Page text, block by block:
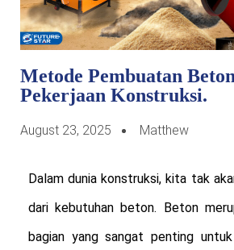
Metode Pembuatan
Pekerjaan Konstruksi.
August 23, 2025 Matthew
Dalam dunia konstruksi, kita tak
dari kebutuhan beton. Beton
bagian yang sangat penting